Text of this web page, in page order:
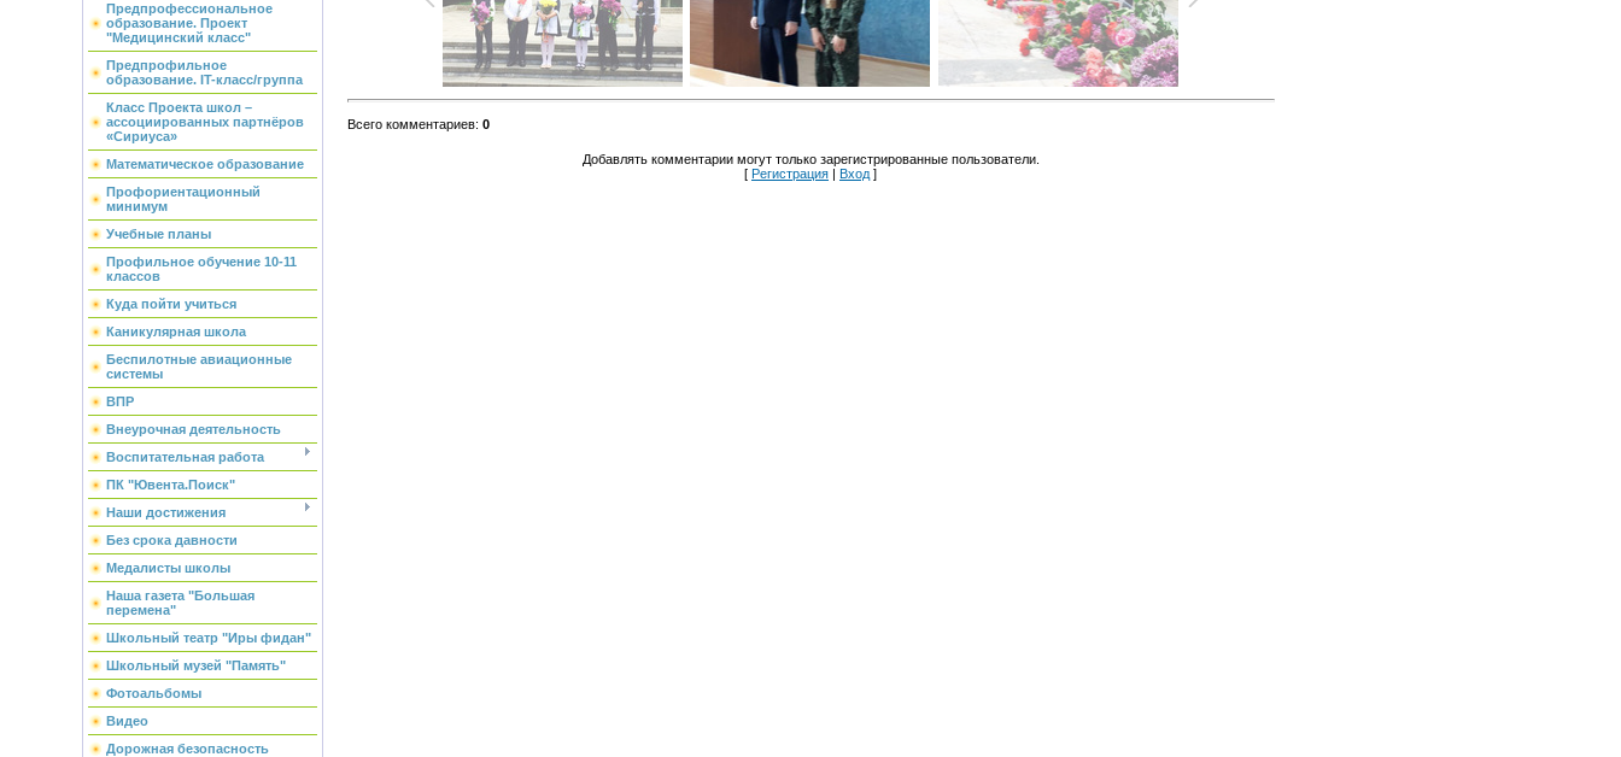
Предпрофессиональное
образование. Проект
"Медицинский класс"
Предпрофильное
образование. IT-класс/группа
Класс Проекта школ –
ассоциированных партнёров
«Сириуса»
Математическое образование
Профориентационный
минимум
Учебные планы
Профильное обучение 10-11
классов
Куда пойти учиться
Каникулярная школа
Беспилотные авиационные
системы
ВПР
Внеурочная деятельность
Воспитательная работа
ПК "Ювента.Поиск"
Наши достижения
Без срока давности
Медалисты школы
Наша газета "Большая
перемена"
Школьный театр "Иры фидан"
Школьный музей "Память"
Фотоальбомы
Видео
Дорожная безопасность
Всего комментариев: 0
Добавлять комментарии могут только зарегистрированные пользователи.
[ Регистрация | Вход ]